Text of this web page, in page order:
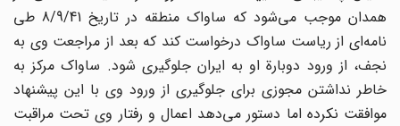
همدان موجب می‌شود که ساواک منطقه در تاریخ 8/9/41 طی
نامه‌ای از ریاست ساواک درخواست کند که بعد از مراجعت وی به
نجف، از ورود دوبارة او به ایران جلوگیری شود. ساواک مرکز به
خاطر نداشتن مجوزی برای جلوگیری از ورود وی با این پیشنهاد
موافقت نکرده اما دستور می‌دهد اعمال و رفتار وی تحت مراقبت